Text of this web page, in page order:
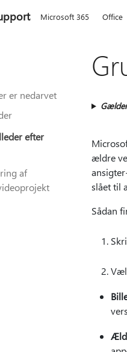
Microsoft 365 Office
er nedarvet
efter
af
ældre
slået til
Sådan